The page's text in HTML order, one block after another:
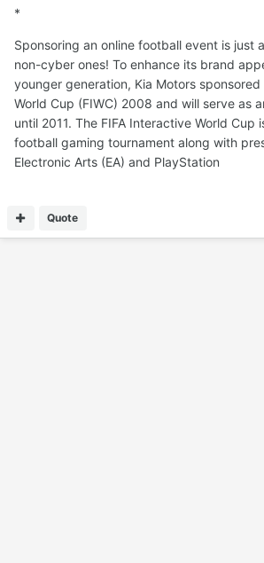
*
Sponsoring an online football event is just
non-cyber ones! To enhance its brand
younger generation, Kia Motors sponsored
World Cup (FIWC) 2008 and will serve as
until 2011. The FIFA Interactive World Cup
football gaming tournament along with
Electronic Arts (EA) and PlayStation
Quote